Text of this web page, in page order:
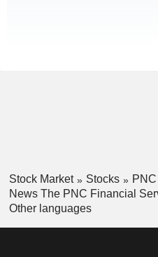
Stock Market Stocks
News The PNC Financial
Other languages